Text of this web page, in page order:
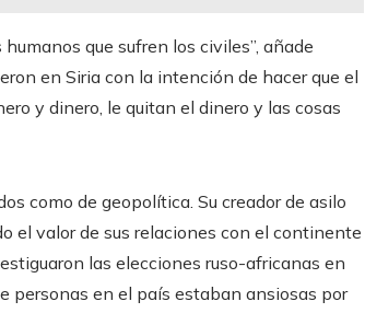
que sufren los civiles”, añade
en Siria con la intención de hacer que el
y dinero, le quitan el dinero y las cosas
como de geopolítica. Su creador de asilo
el valor de sus relaciones con el continente
las elecciones ruso-africanas en
personas en el país estaban ansiosas por